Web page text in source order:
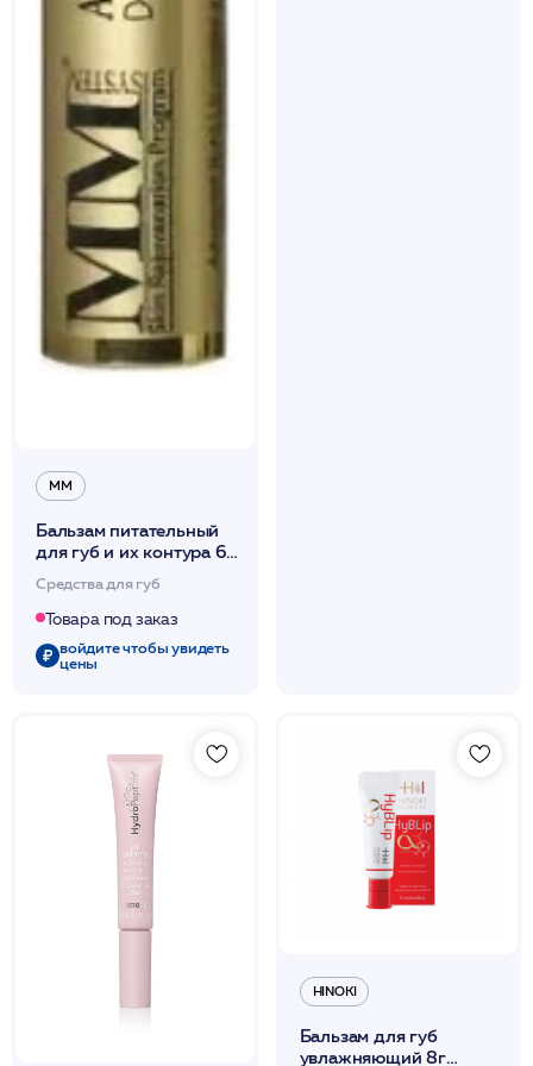
ММ
Бальзам питательный
для губ и их контура 6г
/Advanced Nutri Lip
/MM
Средства для губ
Товара под заказ
войдите чтобы увидеть
цены
HINOKI
Бальзам для губ
увлажняющий 8г